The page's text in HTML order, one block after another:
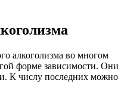
алкоголизма во многом
форме зависимости. Они
К числу последних можно